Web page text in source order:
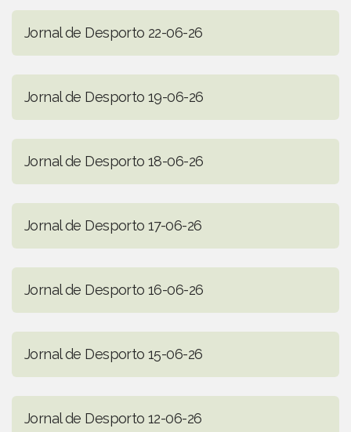
Jornal de Desporto 22-06-26
Jornal de Desporto 19-06-26
Jornal de Desporto 18-06-26
Jornal de Desporto 17-06-26
Jornal de Desporto 16-06-26
Jornal de Desporto 15-06-26
Jornal de Desporto 12-06-26